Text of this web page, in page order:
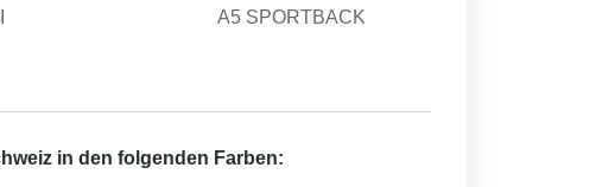
A5 SPORTBACK
in den folgenden Farben: